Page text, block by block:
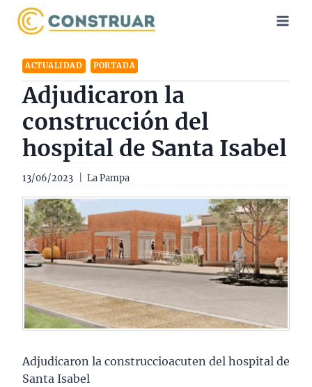
Saltar
ACTUALIDAD PORTADA
Adjudicaron la
construcción del
hospital de Santa Isabel
13/06/2023 La Pampa
Adjudicaron la construccioacuten del hospital de
Santa Isabel